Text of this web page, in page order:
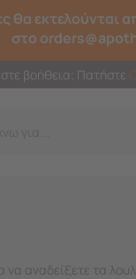
εκτελούνται
στο
βοήθεια; Πατήστε
αναδείξετε τα